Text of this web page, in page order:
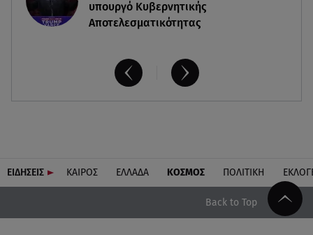
υπουργό Κυβερνητικής
Αποτελεσματικότητας
ΕΙΔΗΣΕΙΣ ΚΑΙΡΟΣ ΕΛΛΑΔΑ ΚΟΣΜΟΣ ΠΟΛΙΤΙΚΗ
Back to Top